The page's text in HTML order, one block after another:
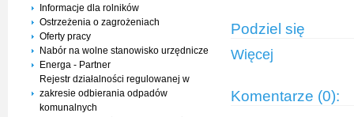
Informacje dla rolników
Ostrzeżenia o zagrożeniach
Oferty pracy
Nabór na wolne stanowisko urzędnicze
Energa - Partner
Rejestr działalności regulowanej w
zakresie odbierania odpadów
komunalnych
Podziel się
Więcej
Komentarze (0):